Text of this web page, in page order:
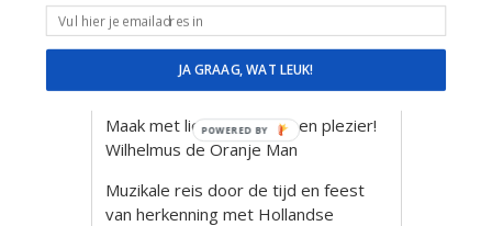
plezier door het zingen en spelen
van de vele bekende liedjes
afgestemd op het aanwezige
publiek.
Maak met liedjes contact en plezier!
Wilhelmus de Oranje Man
Muzikale reis door de tijd en feest
van herkenning met Hollandse
JA GRAAG, WAT LEUK!
POWERED BY